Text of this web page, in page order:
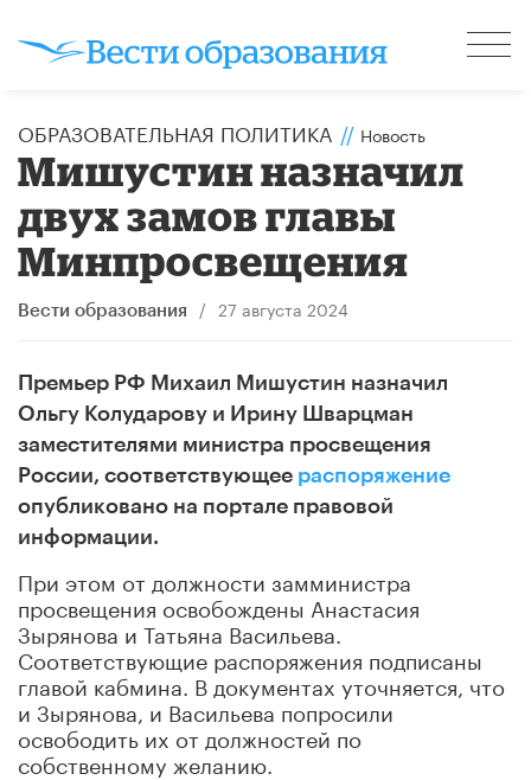
ОБРАЗОВАТЕЛЬНАЯ ПОЛИТИКА // Новость
Мишустин назначил
двух замов главы
Минпросвещения
Вести образования / 27 августа 2024
Премьер РФ Михаил Мишустин назначил
Ольгу Колударову и Ирину Шварцман
заместителями министра просвещения
России, соответствующее распоряжение
опубликовано на портале правовой
информации.
При этом от должности замминистра
просвещения освобождены Анастасия
Зырянова и Татьяна Васильева.
Соответствующие распоряжения подписаны
главой кабмина. В документах уточняется, что
и Зырянова, и Васильева попросили
освободить их от должностей по
собственному желанию.